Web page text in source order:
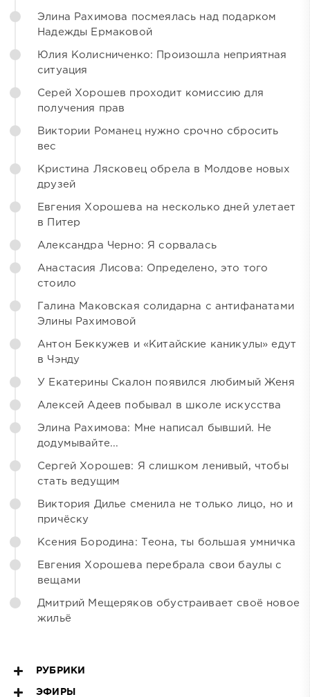
Элина Рахимова посмеялась над подарком
Надежды Ермаковой
Юлия Колисниченко: Произошла неприятная
ситуация
Серей Хорошев проходит комиссию для
получения прав
Виктории Романец нужно срочно сбросить
вес
Кристина Лясковец обрела в Молдове новых
друзей
Евгения Хорошева на несколько дней улетает
в Питер
Александра Черно: Я сорвалась
Анастасия Лисова: Определено, это того
стоило
Галина Маковская солидарна с антифанатами
Элины Рахимовой
Антон Беккужев и «Китайские каникулы» едут
в Чэнду
У Екатерины Скалон появился любимый Женя
Алексей Адеев побывал в школе искусства
Элина Рахимова: Мне написал бывший. Не
додумывайте...
Сергей Хорошев: Я слишком ленивый, чтобы
стать ведущим
Виктория Дилье сменила не только лицо, но и
причёску
Ксения Бородина: Теона, ты большая умничка
Евгения Хорошева перебрала свои баулы с
вещами
Дмитрий Мещеряков обустраивает своё новое
жильё
РУБРИКИ
ЭФИРЫ